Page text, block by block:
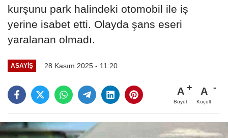
kurşunu park halindeki otomobil ile iş
yerine isabet etti. Olayda şans eseri
yaralanan olmadı.
ASAYIŞ 28 Kasım 2025 - 11:20
A
Büyüt
A
Küçült